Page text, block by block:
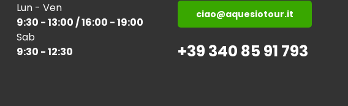
Lun - Ven
9:30 - 13:00 / 16:00 - 19:00
Sab
9:30 - 12:30
ciao@aquesiotour.it
+39 340 85 91 793